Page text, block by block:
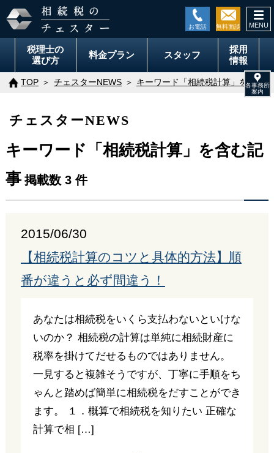
税理士の
選び方
料金プラン スタッフ
採用
情報
TOP チェスターNEWS キーワード「相続税計算」を含む
チェスターNEWS
キーワード「相続税計算」を含む記
事 掲載数 3 件
2015/06/30
【相続税計算のコツと具体的方法】順
番が違うと必ず間違う！
あなたは相続税をいくら支払わないといけな
いのか？ 相続税の計算は単純に相続財産に
税率を掛けてだせるものではありません。
一見すると複雑そうですが、丁寧に手順をち
ゃんと踏めば簡単に相続税をだすことができ
ます。 １．概算で相続税を知りたい 正確な
計算で相 […]